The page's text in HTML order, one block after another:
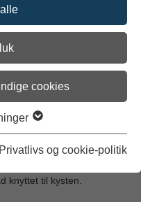
cookies
Privatlivs og cookie-politik
båd –
knyttet til kysten.